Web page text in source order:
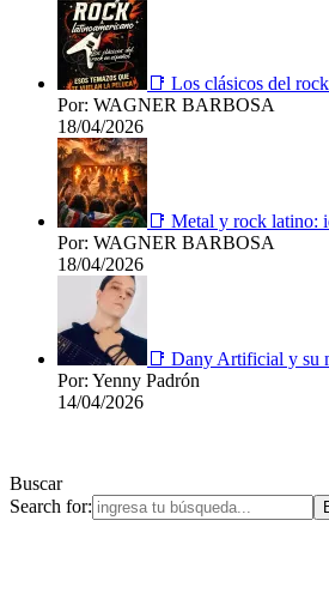
📑 Los clásicos del
Por: WAGNER BARBOSA
18/04/2026
📑 Metal y rock latino:
Por: WAGNER BARBOSA
18/04/2026
📑 Dany Artificial y su
Por: Yenny Padrón
14/04/2026
Buscar
Search for: